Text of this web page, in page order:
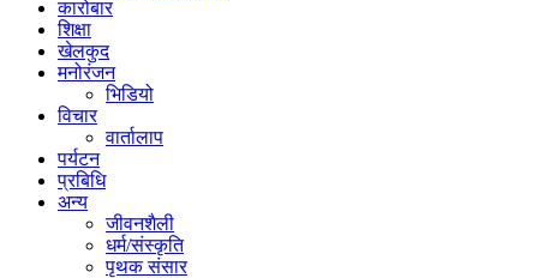
कारोबार
शिक्षा
खेलकुद
मनोरंजन
भिडियो
विचार
वार्तालाप
पर्यटन
प्रबिधि
अन्य
जीवनशैली
धर्म/संस्कृति
पृथक संसार